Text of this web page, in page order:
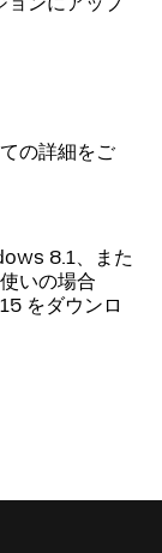
の詳細をご
8.1、また
いの場合
をダウンロ